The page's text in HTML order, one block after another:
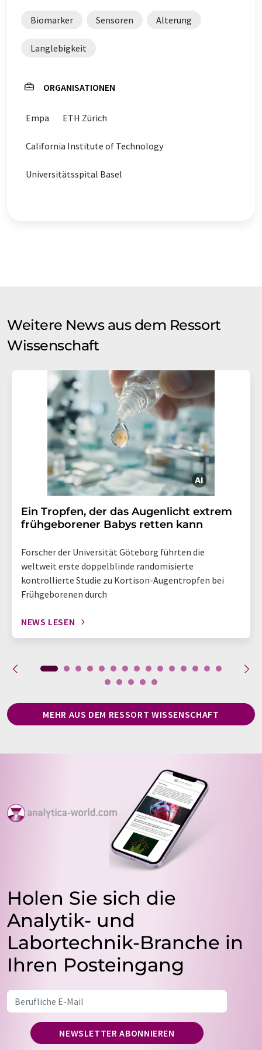
Biomarker Sensoren Alterung
Langlebigkeit
ORGANISATIONEN
Empa ETH Zürich
California Institute of Technology
Universitätsspital Basel
Weitere News aus dem Ressort
Wissenschaft
Ein Tropfen, der das Augenlicht extrem
frühgeborener Babys retten kann
Forscher der Universität Göteborg führten die
weltweit erste doppelblinde randomisierte
kontrollierte Studie zu Kortison-Augentropfen bei
Frühgeborenen durch
NEWS LESEN
MEHR AUS DEM RESSORT WISSENSCHAFT
Holen Sie sich die
Analytik- und
Labortechnik-Branche in
Ihren Posteingang
NEWSLETTER ABONNIEREN